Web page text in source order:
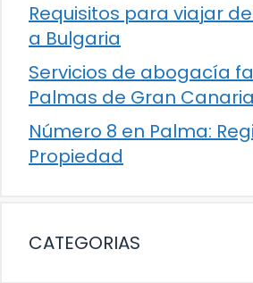
Requisitos para viajar
a Bulgaria
Servicios de abogacía
Palmas de Gran Canaria
Número 8 en Palma:
Propiedad
CATEGORIAS